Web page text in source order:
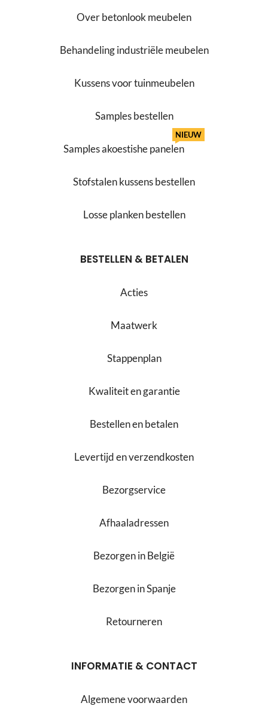
Over betonlook meubelen
Behandeling industriële meubelen
Kussens voor tuinmeubelen
Samples bestellen
Samples akoestishe panelen
NIEUW
Stofstalen kussens bestellen
Losse planken bestellen
BESTELLEN & BETALEN
Acties
Maatwerk
Stappenplan
Kwaliteit en garantie
Bestellen en betalen
Levertijd en verzendkosten
Bezorgservice
Afhaaladressen
Bezorgen in België
Bezorgen in Spanje
Retourneren
INFORMATIE & CONTACT
Algemene voorwaarden